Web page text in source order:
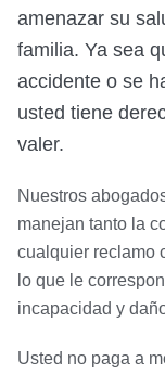
amenazar su
familia. Ya sea
accidente o se
usted tiene
valer.
Nuestros
manejan tanto la
cualquier reclamo
lo que le
incapacidad y
Usted no paga a